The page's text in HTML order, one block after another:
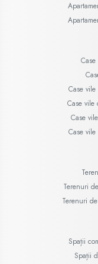
Case
Case vile
Case
Case
Terenuri
Terenuri
Spații
Spații